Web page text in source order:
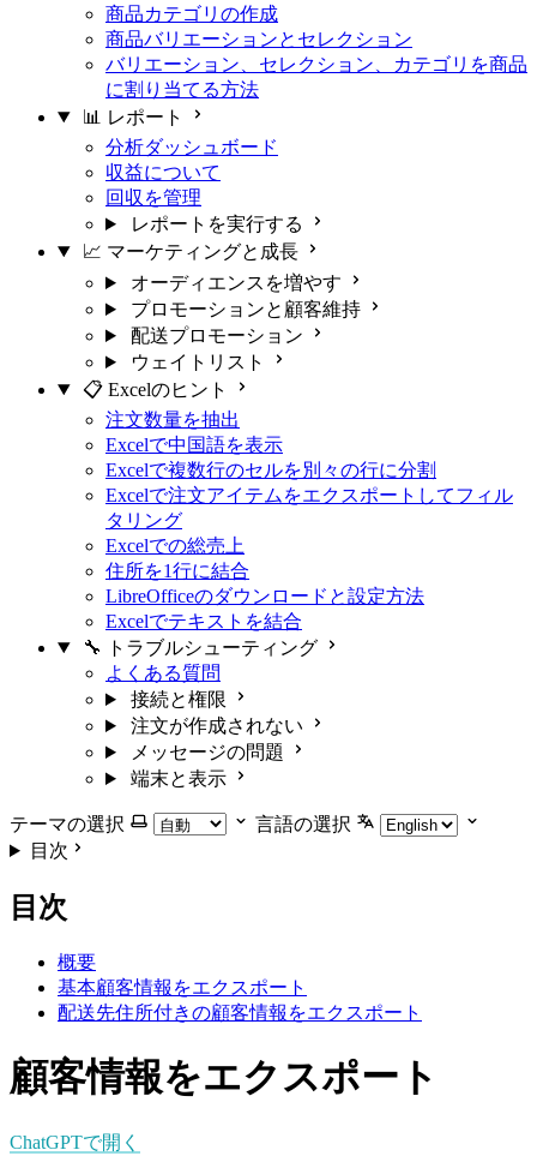
商品カテゴリの作成
商品バリエーションとセレクション
バリエーション、セレクション、カテゴリを商品
に割り当てる方法
📊 レポート
分析ダッシュボード
収益について
回収を管理
レポートを実行する
📈 マーケティングと成長
オーディエンスを増やす
プロモーションと顧客維持
配送プロモーション
ウェイトリスト
📋 Excelのヒント
注文数量を抽出
Excelで中国語を表示
Excelで複数行のセルを別々の行に分割
Excelで注文アイテムをエクスポートしてフィル
タリング
Excelでの総売上
住所を1行に結合
LibreOfficeのダウンロードと設定方法
Excelでテキストを結合
🔧 トラブルシューティング
よくある質問
接続と権限
注文が作成されない
メッセージの問題
端末と表示
テーマの選択
言語の選択
目次
目次
概要
基本顧客情報をエクスポート
配送先住所付きの顧客情報をエクスポート
顧客情報をエクスポート
ChatGPTで開く